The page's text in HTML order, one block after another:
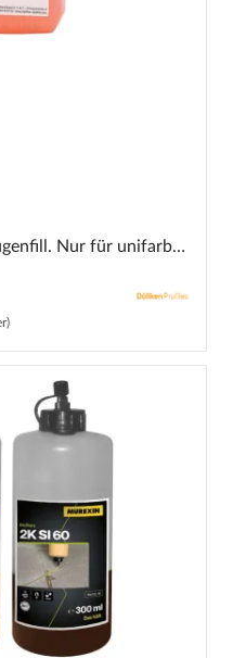
unifarbene Leisten verwendbar